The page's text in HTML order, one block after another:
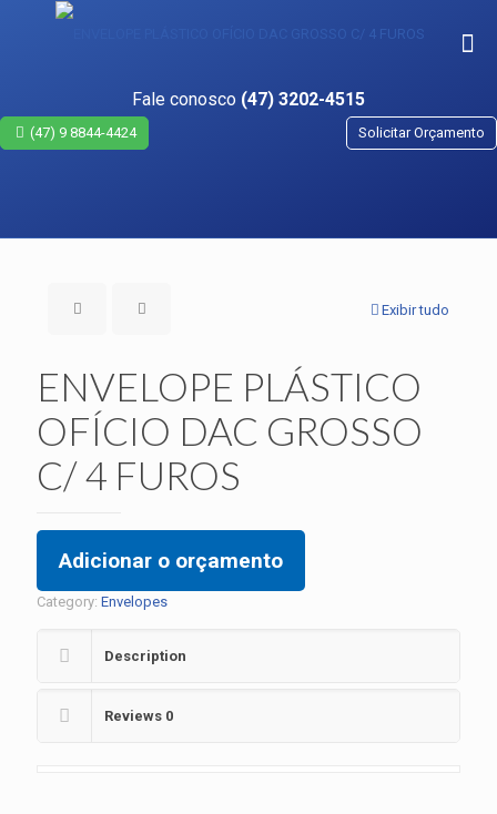
Fale conosco (47) 3202-4515
(47) 9 8844-4424 Solicitar Orçamento
Exibir tudo
ENVELOPE PLÁSTICO
OFÍCIO DAC GROSSO
C/ 4 FUROS
Adicionar o orçamento
Category: Envelopes
Description
Reviews 0